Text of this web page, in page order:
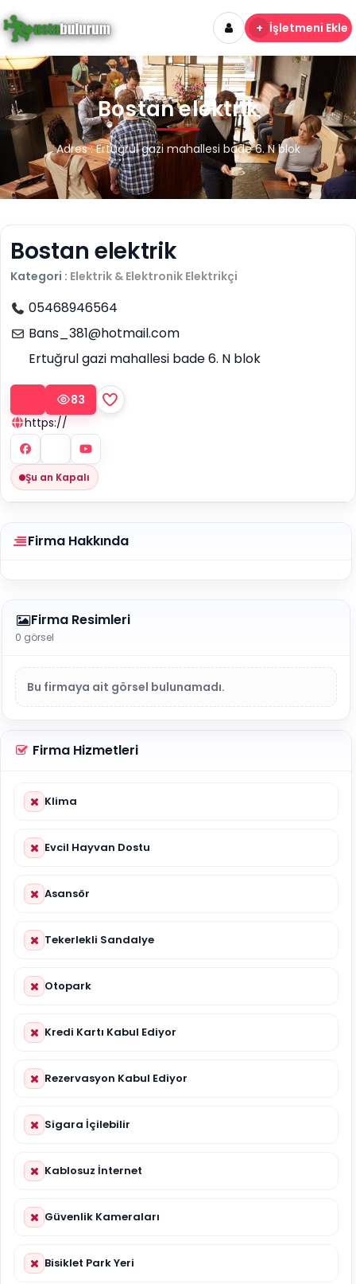
+ İşletmeni Ekle
Bostan elektrik
Adres : Ertuğrul gazi mahallesi bade 6. N blok
Bostan elektrik
Kategori : Elektrik & Elektronik Elektrikçi
05468946564
Bans_381@hotmail.com
Ertuğrul gazi mahallesi bade 6. N blok
83
https://
Şu an Kapalı
Firma Hakkında
Firma Resimleri
0 görsel
Bu firmaya ait görsel bulunamadı.
Firma Hizmetleri
Klima
Evcil Hayvan Dostu
Asansör
Tekerlekli Sandalye
Otopark
Kredi Kartı Kabul Ediyor
Rezervasyon Kabul Ediyor
Sigara İçilebilir
Kablosuz İnternet
Güvenlik Kameraları
Bisiklet Park Yeri